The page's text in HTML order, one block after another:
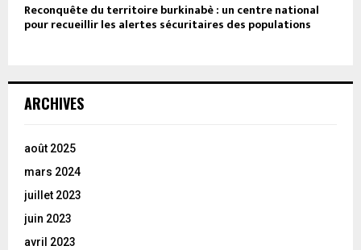
Reconquête du territoire burkinabè : un centre national
pour recueillir les alertes sécuritaires des populations
ARCHIVES
août 2025
mars 2024
juillet 2023
juin 2023
avril 2023